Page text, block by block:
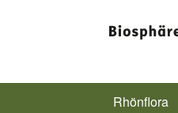
Rhönflora